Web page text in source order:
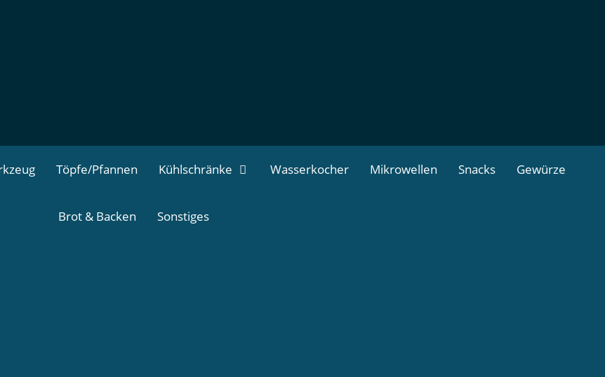
Töpfe/Pfannen Kühlschränke Wasserkocher Mikrowellen Snacks Gewürze
Brot & Backen Sonstiges